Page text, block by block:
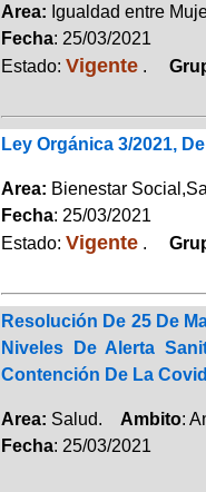
Area: Igualdad entre
Fecha: 25/03/2021
Estado: Vigente.
Ley Orgánica 3/2021,
Area: Bienestar
Fecha: 25/03/2021
Estado: Vigente.
Resolución De 25 De
Niveles De Alerta
Contención De La
Area: Salud. Ambito:
Fecha: 25/03/2021